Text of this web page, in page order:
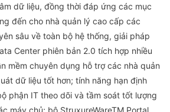
dữ liệu, đồng thời đáp ứng các mục
đến cho nhà quản lý cao cấp các
sâu về toàn bộ hệ thống, giải pháp
Center phiên bản 2.0 tích hợp nhiều
mềm chuyên dụng hỗ trợ các nhà quản
dữ liệu tốt hơn; tính năng hạn định
phận IT theo dõi và tầm soát tốt lượng
máy chủ; bộ StruxureWareTM Portal